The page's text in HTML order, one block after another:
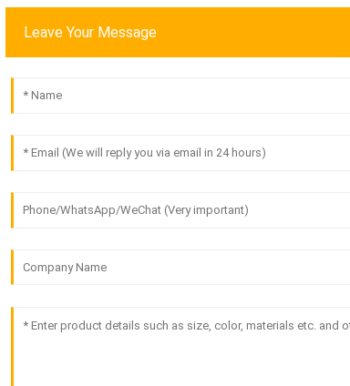
Leave Your Message